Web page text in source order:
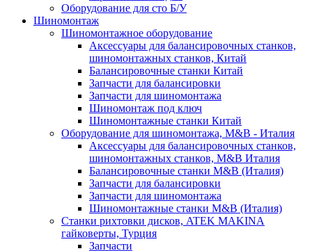
Оборудование для сто Б/У
Шиномонтаж
Шиномонтажное оборудование
Аксессуары для балансировочных станков,
шиномонтажных станков, Китай
Балансировочные станки Китай
Запчасти для балансировки
Запчасти для шиномонтажа
Шиномонтаж под ключ
Шиномонтажные станки Китай
Оборудование для шиномонтажа, M&B - Италия
Аксессуары для балансировочных станков,
шиномонтажных станков, M&B Италия
Балансировочные станки M&B (Италия)
Запчасти для балансировки
Запчасти для шиномонтажа
Шиномонтажные станки M&B (Италия)
Станки рихтовки дисков, ATEK MAKINA
гайковерты, Турция
Запчасти